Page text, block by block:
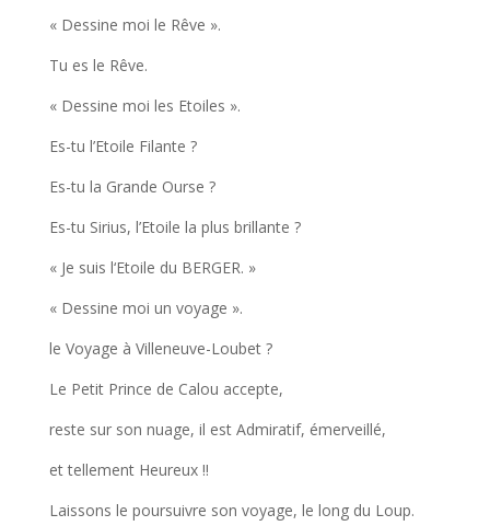
« Dessine moi le Rêve ».
Tu es le Rêve.
« Dessine moi les Etoiles ».
Es-tu l’Etoile Filante ?
Es-tu la Grande Ourse ?
Es-tu Sirius, l’Etoile la plus brillante ?
« Je suis l‘Etoile du BERGER. »
« Dessine moi un voyage ».
le Voyage à Villeneuve-Loubet ?
Le Petit Prince de Calou accepte,
reste sur son nuage, il est Admiratif, émerveillé,
et tellement Heureux !!
Laissons le poursuivre son voyage, le long du Loup.